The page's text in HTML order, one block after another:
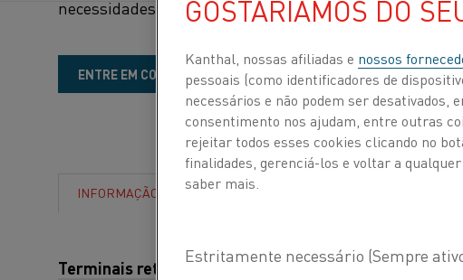
necessidades do cliente.
Precisa
saber
ENTRE EM CONTATO
INFORMAÇÃO
Terminais retos
GOSTARÍAMOS DO
Kanthal, nossas afiliadas e nossos
pessoais (como identificadores de
necessários e não podem ser desativados,
consentimento nos ajudam, entre outras
rejeitar todos esses cookies clicando no
finalidades, gerenciá-los e voltar a
saber mais.